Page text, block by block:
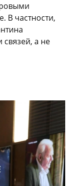
В частности,
связей, а не